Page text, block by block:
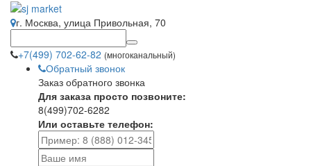
г. Москва, улица Привольная, 70
+7(499) 702-62-82 (многоканальный)
Обратный звонок
Заказ обратного звонка
Для заказа просто позвоните:
8(499)702-6282
Или оставьте телефон: